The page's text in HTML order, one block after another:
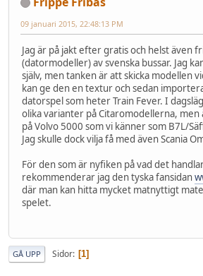
09 januari 2015, 22:48:13 PM
Jag är på jakt efter gratis och helst även
(datormodeller) av svenska bussar. Jag
själv, men tanken är att skicka modellen
kan ge den en textur och sedan
datorspel som heter Train Fever. I
olika varianter på Citaromodellerna, men
på Volvo 5000 som vi känner som B7L/
Jag skulle dock vilja få med även Scania
För den som är nyfiken på vad det
rekommenderar jag den tyska fansidan
där man kan hitta mycket matnyttigt
spelet.
GÅ UPP Sidor 1